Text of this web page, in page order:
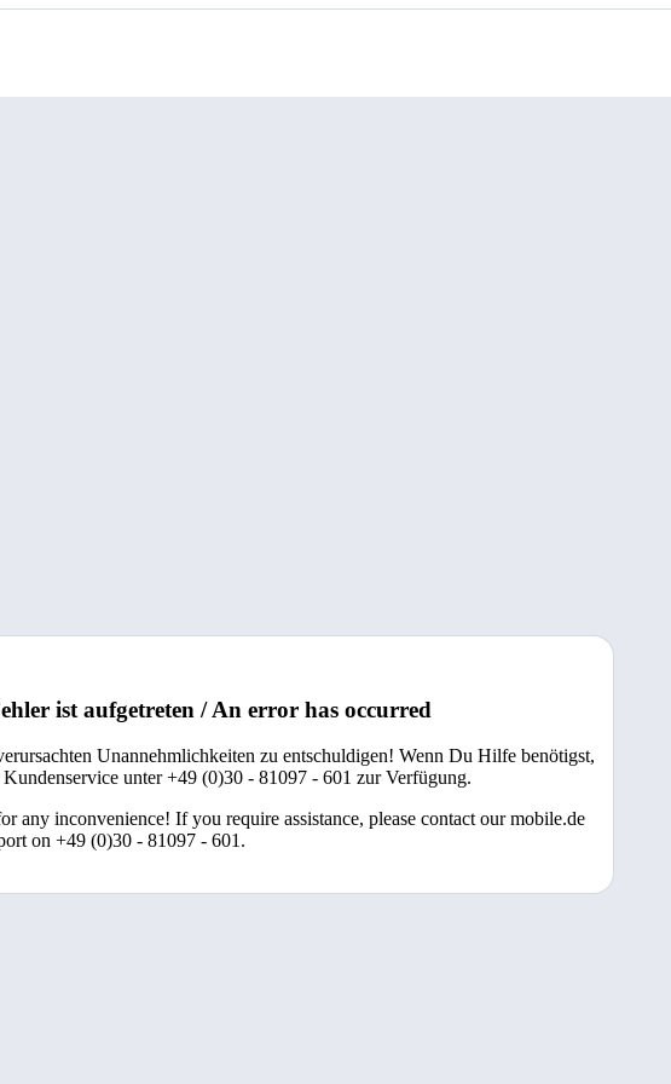
ist aufgetreten / An error has occurred
Unannehmlichkeiten zu entschuldigen! Wenn Du Hilfe benötigst,
unter +49 (0)30 - 81097 - 601 zur Verfügung.
any inconvenience! If you require assistance, please contact our mobile.de
on +49 (0)30 - 81097 - 601.